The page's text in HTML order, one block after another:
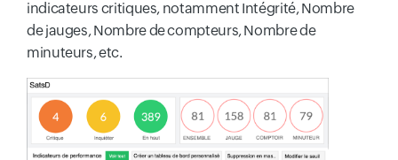
indicateurs critiques, notamment Intégrité, Nombre
de jauges, Nombre de compteurs, Nombre de
minuteurs, etc.